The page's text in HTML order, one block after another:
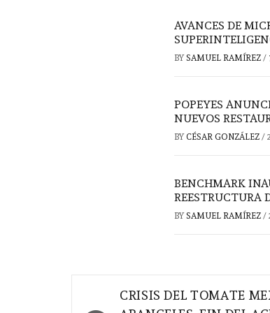
AVANCES DE
BY SAMUEL RAMÍREZ /
POPEYES
NUEVOS
BY CÉSAR GONZÁLEZ /
BENCHMARK
REESTRUCTURA
BY SAMUEL RAMÍREZ /
Navegación
CRISIS DEL TOMATE